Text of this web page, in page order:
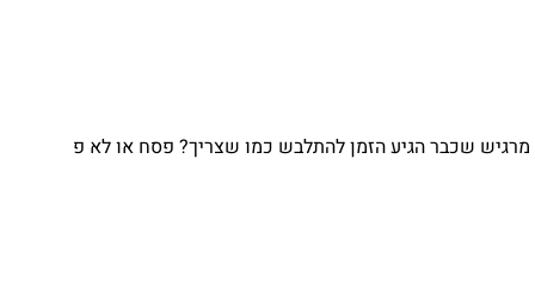
שכבר הגיע הזמן להתלבש כמו שצריך? פסח או לא פ